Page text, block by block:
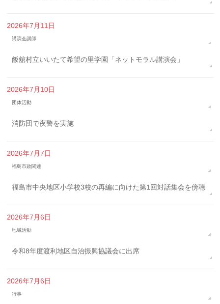
2026年7月11日
講演会講師
飯舘村立いいたて希望の里学園「ネットモラル講演会」
2026年7月10日
団体活動
消防団で夜警を実施
2026年7月7日
福島市政関連
福島市中央地区小学校3校の再編に向けた第1回対話集会を傍聴
2026年7月6日
地域活動
令和8年度渡利地区自治振興協議会に出席
2026年7月6日
行事